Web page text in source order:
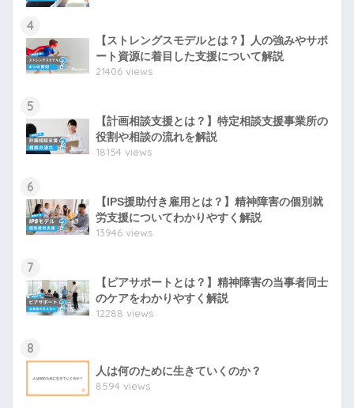
4
【ストレングスモデルとは？】人の強みやサポ
ート資源に着目した支援について解説
21406 views
5
【計画相談支援とは？】特定相談支援事業所の
役割や相談の流れを解説
18154 views
6
【IPS援助付き雇用とは？】精神障害の個別就
労支援についてわかりやすく解説
13946 views
7
【ピアサポートとは？】精神障害の当事者同士
のケアをわかりやすく解説
12288 views
8
人は何のために生きていくのか？
8594 views